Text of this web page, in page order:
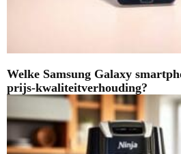
Welke Samsung Galaxy
prijs-kwaliteitverhouding?